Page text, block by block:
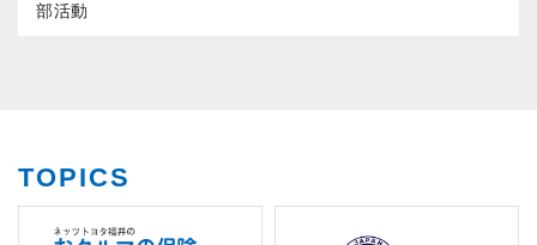
部活動
TOPICS